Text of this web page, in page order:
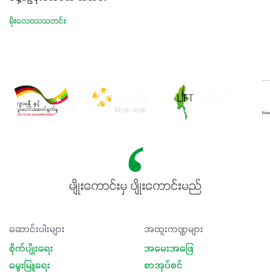
မိုးလေဝသသတင်း
မျိုးကောင်းမှ ပျိုးကောင်းမည်
ဆောင်းပါးများ
စိုက်ပျိုးရေး
မွေးမြူရေး
အထူးကဏ္ဍများ
အမေးအဖြေ
စာအုပ်စင်